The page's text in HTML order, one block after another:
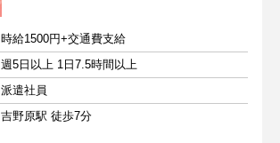
時給1500円+交通費支給
週5日以上 1日7.5時間以上
派遣社員
吉野原駅 徒歩7分